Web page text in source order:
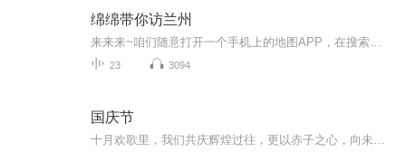
绵绵带你访兰州
23 3094
国庆节